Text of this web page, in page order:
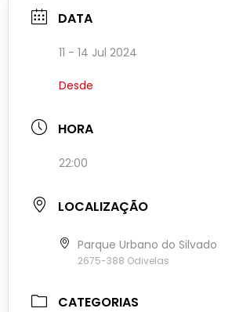
DATA
11 - 14 Jul 2024
Desde
HORA
22:00
LOCALIZAÇÃO
Parque Urbano do Silvado
2675-388 Odivelas
CATEGORIAS